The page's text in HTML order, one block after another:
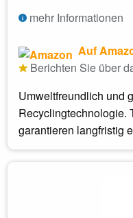
mehr Informationen
Auf
Berichten Sie über
Umweltfreundlich und
Recyclingtechnologie.
garantieren langfristig